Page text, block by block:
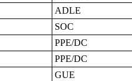
ADLE
SOC
PPE/DC
PPE/DC
GUE